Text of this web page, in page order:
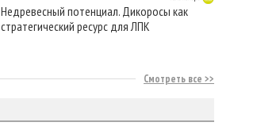
Недревесный потенциал. Дикоросы как
стратегический ресурс для ЛПК
Смотреть все